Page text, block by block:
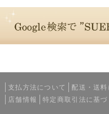
支払方法について 配送・送料
店舗情報
特定商取引法に基づ